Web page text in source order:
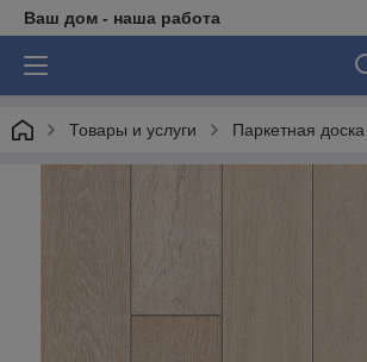
Ваш дом - наша работа
Товары и услуги Паркетная доска